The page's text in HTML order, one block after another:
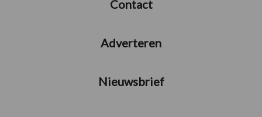
Contact
Adverteren
Nieuwsbrief